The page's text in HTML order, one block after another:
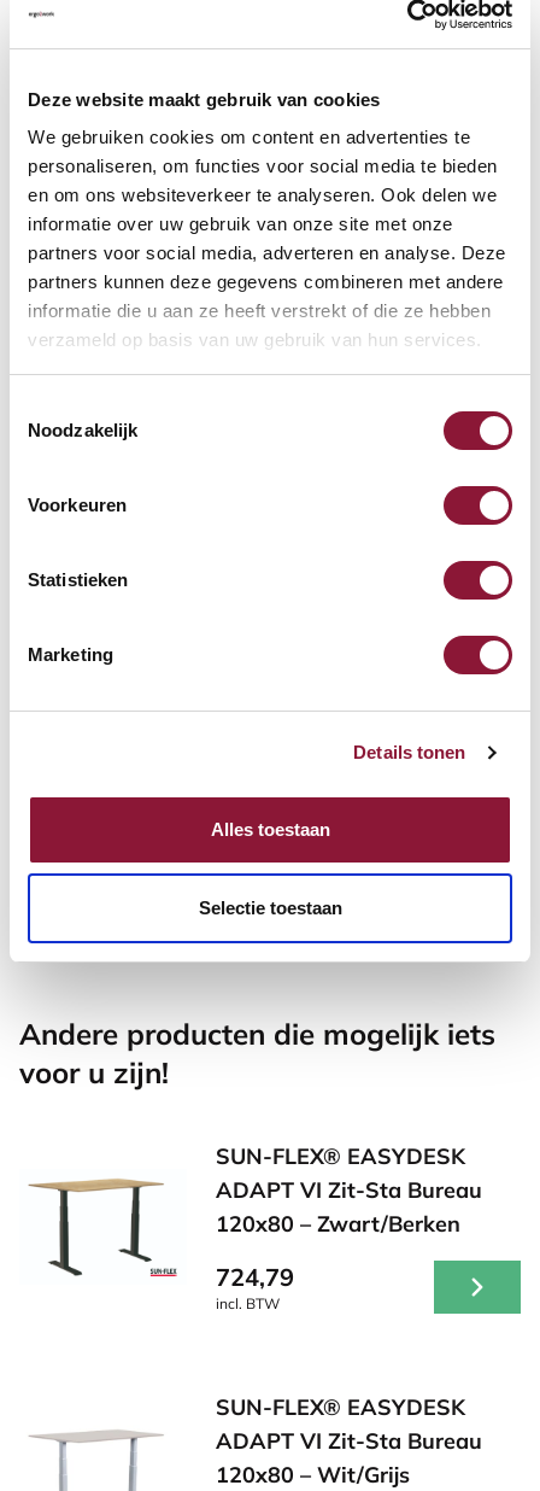
Deze website maakt gebruik van cookies
We gebruiken cookies om content en advertenties te
personaliseren, om functies voor social media te bieden
en om ons websiteverkeer te analyseren. Ook delen we
informatie over uw gebruik van onze site met onze
partners voor social media, adverteren en analyse. Deze
partners kunnen deze gegevens combineren met andere
informatie die u aan ze heeft verstrekt of die ze hebben
verzameld op basis van uw gebruik van hun services.
Noodzakelijk
Voorkeuren
Statistieken
Marketing
Details tonen
Alles toestaan
Selectie toestaan
Veelgestelde vragen
Vaak samen gekocht met
Tafelblad betonlook 180 x 80
cm
Tafelblad wit 140 x 80 cm
Tafelblad lichtgrijs 140 x 80
cm
217,20
incl. BTW
Andere producten die mogelijk iets
voor u zijn!
SUN-FLEX® EASYDESK
ADAPT VI Zit-Sta Bureau
120x80 – Zwart/Berken
724,79
incl. BTW
SUN-FLEX® EASYDESK
ADAPT VI Zit-Sta Bureau
120x80 – Wit/Grijs